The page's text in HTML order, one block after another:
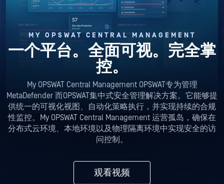
MY OPSWAT CENTRAL MANAGEMENT
一个平台。全面可视。完全掌
控。
My OPSWAT Central Management OPSWAT专为管理
MetaDefender 而OPSWAT集中式安全管理解决方案。它能够提
供统一的可视化视图、自动化策略执行，并实现持续的合规
性监控。My OPSWAT Central Management 运营孤岛，确保在
分布式云环境、本地环境以及物理隔离环境中实现安全的访
问控制。
观看视频